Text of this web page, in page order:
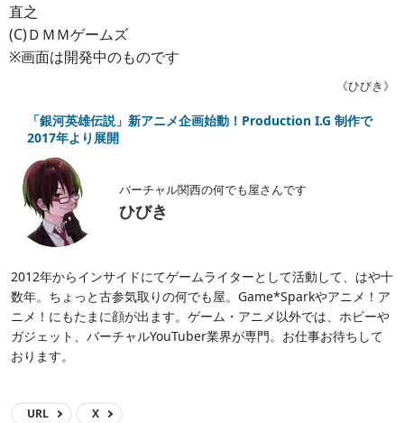
直之
(C)ＤＭＭゲームズ
※画面は開発中のものです
《ひびき》
「銀河英雄伝説」新アニメ企画始動！Production I.G 制作で
2017年より展開
バーチャル関西の何でも屋さんです
ひびき
2012年からインサイドにてゲームライターとして活動して、はや十
数年。ちょっと古参気取りの何でも屋。Game*Sparkやアニメ！ア
ニメ！にもたまに顔が出ます。ゲーム・アニメ以外では、ホビーや
ガジェット、バーチャルYouTuber業界が専門。お仕事お待ちして
おります。
URL X